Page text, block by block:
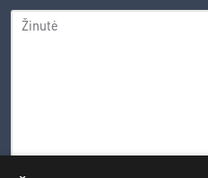
ŽINUTĖ